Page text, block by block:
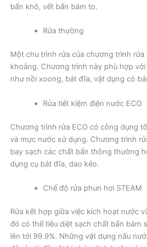
bẩn khô, vết bẩn bám to.
Rửa thường
Một chu trình rửa của chương trình
khoảng. Chương trình này phù hợp
như nồi xoong, bát đĩa, vật dụng có
Rửa tiết kiệm điện nước ECO
Chương trình rửa ECO có công dụng
và mực nước sử dụng. Chương trình
bay sạch các chất bẩn thông thường
dụng cụ bát đĩa, dao kéo.
Chế độ rửa phun hơi STEAM
Rửa kết hợp giữa việc kích hoạt nước
đó có thể tiêu diệt sạch chất bẩn bám
lên tới 99.9%. Những vật dụng nấu